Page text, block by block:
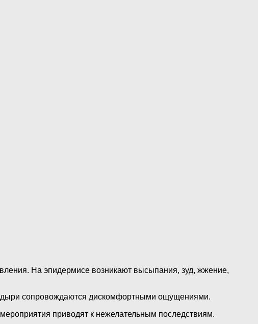
На эпидермисе возникают высыпания, зуд, жжение,
сопровождаются дискомфортными ощущениями.
приводят к нежелательным последствиям.